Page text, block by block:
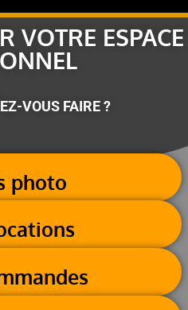
VOTRE ESPACE
VOUS FAIRE ?
photo